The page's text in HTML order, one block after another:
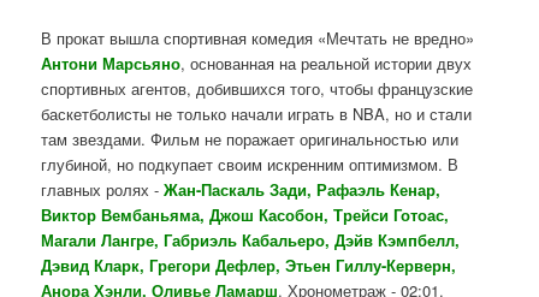
В прокат вышла спортивная комедия «Мечтать не вредно»
Антони Марсьяно, основанная на реальной истории двух
спортивных агентов, добившихся того, чтобы французские
баскетболисты не только начали играть в NBA, но и стали
там звездами. Фильм не поражает оригинальностью или
глубиной, но подкупает своим искренним оптимизмом. В
главных ролях -Жан-Паскаль Зади, Рафаэль Кенар,
Виктор Вембаньяма, Джош Касобон, Трейси Готоас,
Магали Лангре, Габриэль Кабальеро, Дэйв Кэмпбелл,
Дэвид Кларк, Грегори Дефлер, Этьен Гиллу-Керверн,
Анора Хэнли, Оливье Ламарш. Хронометраж - 02:01.